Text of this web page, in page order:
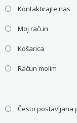
Kontaktirajte nas
Moj račun
Košarica
Račun molim
Često postavljana